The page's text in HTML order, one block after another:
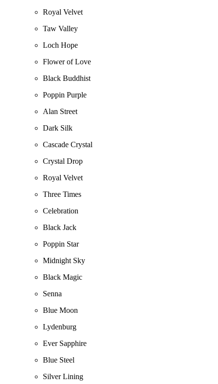
Royal Velvet
Taw Valley
Loch Hope
Flower of Love
Black Buddhist
Poppin Purple
Alan Street
Dark Silk
Cascade Crystal
Crystal Drop
Royal Velvet
Three Times
Celebration
Black Jack
Poppin Star
Midnight Sky
Black Magic
Senna
Blue Moon
Lydenburg
Ever Sapphire
Blue Steel
Silver Lining